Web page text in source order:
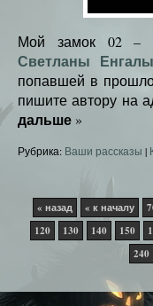
Мой замок 02 –
Светланы
попавшей в
пишите автору на
дальше »
Рубрика: Ваши рассказы |
« назад « к началу
120
130 140 150
240